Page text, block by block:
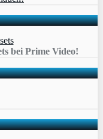
bei Prime Video!